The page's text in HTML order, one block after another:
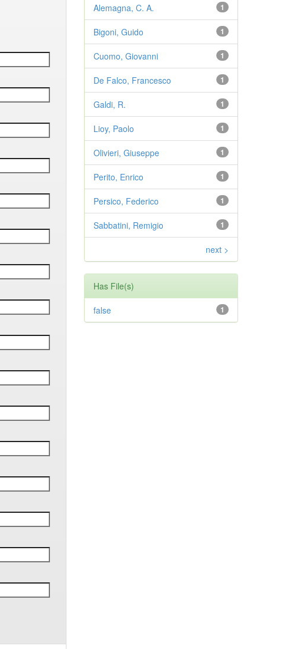
1
Alemagna, C. A.
1
Bigoni, Guido
1
Cuomo, Giovanni
1
De Falco, Francesco
1
Galdi, R.
1
Lioy, Paolo
1
Olivieri, Giuseppe
1
Perito, Enrico
1
Persico, Federico
1
Sabbatini, Remigio
next >
Has File(s)
1
false